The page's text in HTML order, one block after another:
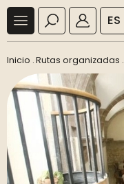
ES
Inicio .Rutas organizadas .